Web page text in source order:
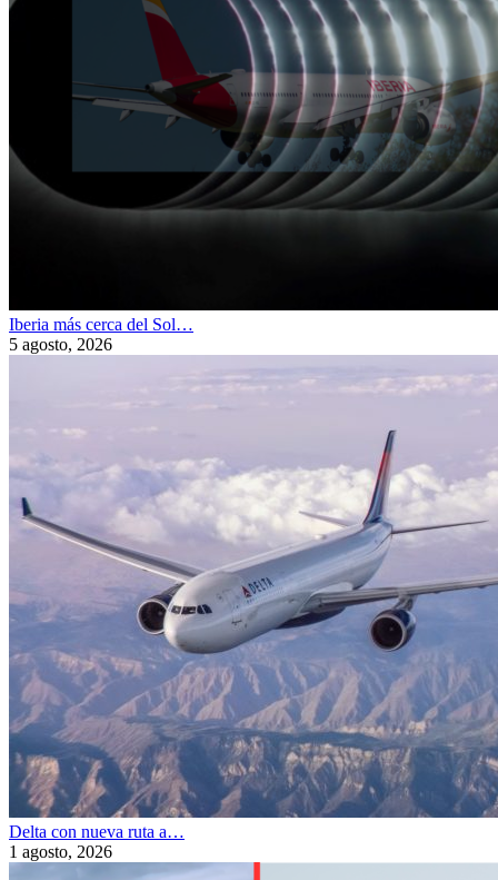
Iberia más cerca del Sol…
5 agosto, 2026
Delta con nueva ruta a…
1 agosto, 2026